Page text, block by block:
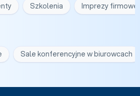
Szkolenia Imprezy firmowe
Sale konferencyjne w biurowcach